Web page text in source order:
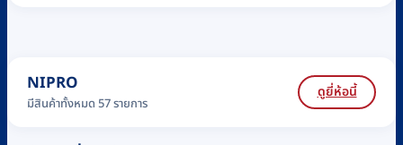
NIPRO
มีสินค้าทั้งหมด 57 รายการ
ดูยี่ห้อนี้